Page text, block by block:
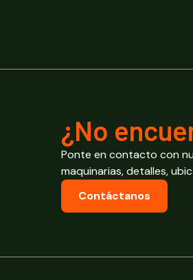
¿No
Ponte en contacto con
maquinarias, detalles,
Contáctanos